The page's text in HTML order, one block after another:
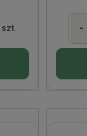
szt. -